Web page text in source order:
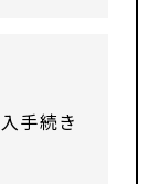
手続き